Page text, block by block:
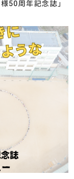
50周年記念誌」